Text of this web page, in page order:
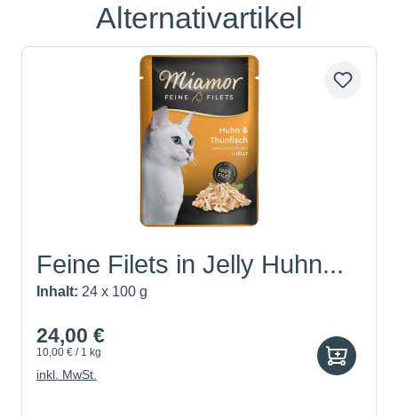
Produktgalerie überspringen
Alternativartikel
Feine Filets in Jelly Huhn...
Inhalt: 24 x 100 g
24,00 €
10,00 € / 1 kg
inkl. MwSt.